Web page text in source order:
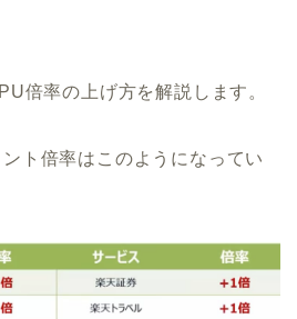
倍率の上げ方を解説します。
ト倍率はこのようになってい